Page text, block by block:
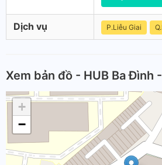
Dịch vụ P.Liễu Giai
Xem bản đồ - HUB Ba Đình
+
−